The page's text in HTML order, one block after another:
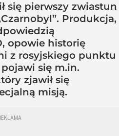
się pierwszy zwiastun
Produkcja,
opowie historię
z rosyjskiego punktu
się m.in.
zjawił się
misją.